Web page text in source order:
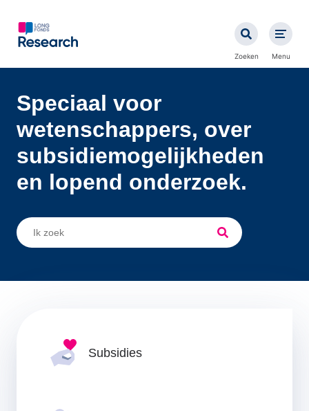
naar
Zoeken Menu
Speciaal voor
wetenschappers, over
subsidie­mogelijkheden
en lopend onderzoek.
Zoeken
Zoeken
Subsidies